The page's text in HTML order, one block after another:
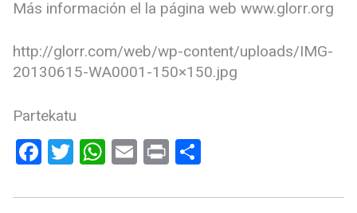
Más información el la página web www.glorr.org
http://glorr.com/web/wp-content/uploads/IMG-
20130615-WA0001-150×150.jpg
Partekatu
Facebook
Twitter
WhatsApp
Email
PrintCompartir